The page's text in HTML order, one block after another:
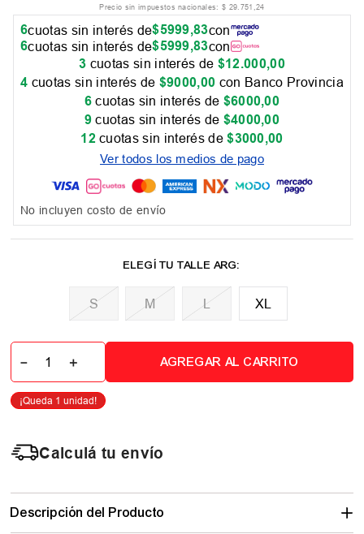
Precio sin impuestos nacionales: $ 29.751,24
6cuotas sin interés de$5999,83con
6cuotas sin interés de$5999,83con
3 cuotas sin interés de $12.000,00
4 cuotas sin interés de $9000,00 con Banco Provincia
6 cuotas sin interés de $6000,00
9 cuotas sin interés de $4000,00
12 cuotas sin interés de$3000,00
Ver todos los medios de pago
No incluyen costo de envío
M L XL
＋
－ AGREGAR AL CARRITO
Calculá tu envío
Descripción del Producto